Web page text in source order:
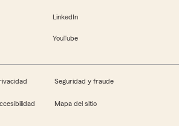
LinkedIn
YouTube
Seguridad y fraude
Mapa del sitio